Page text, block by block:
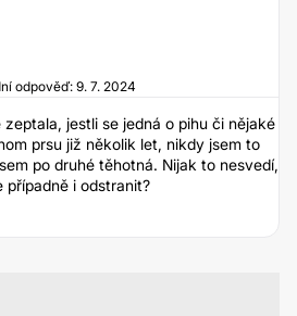
odpověď: 9. 7. 2024
jestli se jedná o pihu či nějaké
prsu již několik let, nikdy jsem to
po druhé těhotná. Nijak to nesvedí,
případně i odstranit?